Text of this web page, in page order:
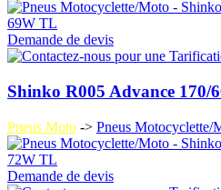
Demande de devis
Shinko R005 Advance 170/
Pneus Moto -> Pneus Motocyclette/
Demande de devis